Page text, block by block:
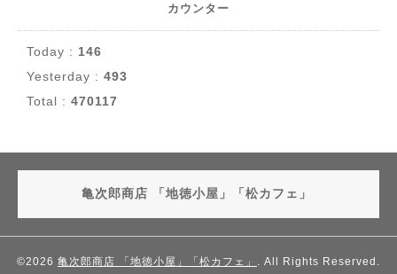
カウンター
Today : 146
Yesterday : 493
Total : 470117
亀次郎商店 「地徳小屋」「松カフェ」
©2026 亀次郎商店 「地徳小屋」「松カフェ」 . All Rights Reserved.